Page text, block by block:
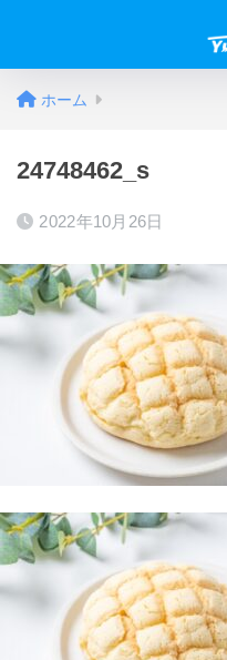
ホーム
24748462_s
2022年10月26日